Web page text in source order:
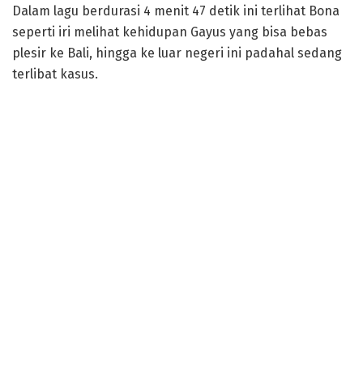
Dalam lagu berdurasi 4 menit 47 detik ini terlihat Bona
seperti iri melihat kehidupan Gayus yang bisa bebas
plesir ke Bali, hingga ke luar negeri ini padahal sedang
terlibat kasus.